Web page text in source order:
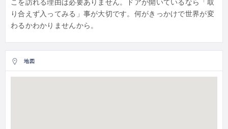
こを訪れる理由は必要ありません。ドアが開いているなら「取
り合えず入ってみる」事が大切です。何がきっかけで世界が変
わるかわかりませんから。
地図